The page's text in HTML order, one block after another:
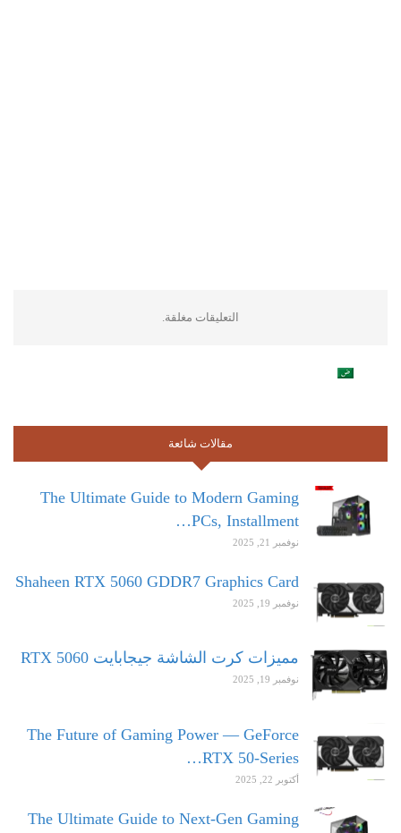
التعليقات مغلقة.
مقالات شائعة
The Ultimate Guide to Modern Gaming
PCs, Installment…
نوفمبر 21, 2025
Shaheen RTX 5060 GDDR7 Graphics Card
نوفمبر 19, 2025
مميزات كرت الشاشة جيجابايت RTX 5060
نوفمبر 19, 2025
The Future of Gaming Power — GeForce
RTX 50-Series…
أكتوبر 22, 2025
The Ultimate Guide to Next-Gen Gaming